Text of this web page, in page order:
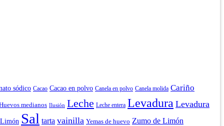
sódico Cacao Cacao en polvo Canela en polvo Canela molida Cariño
medianos Ilusión Leche Leche entera Levadura Levadura
Sal tarta vainilla Yemas de huevo Zumo de Limón